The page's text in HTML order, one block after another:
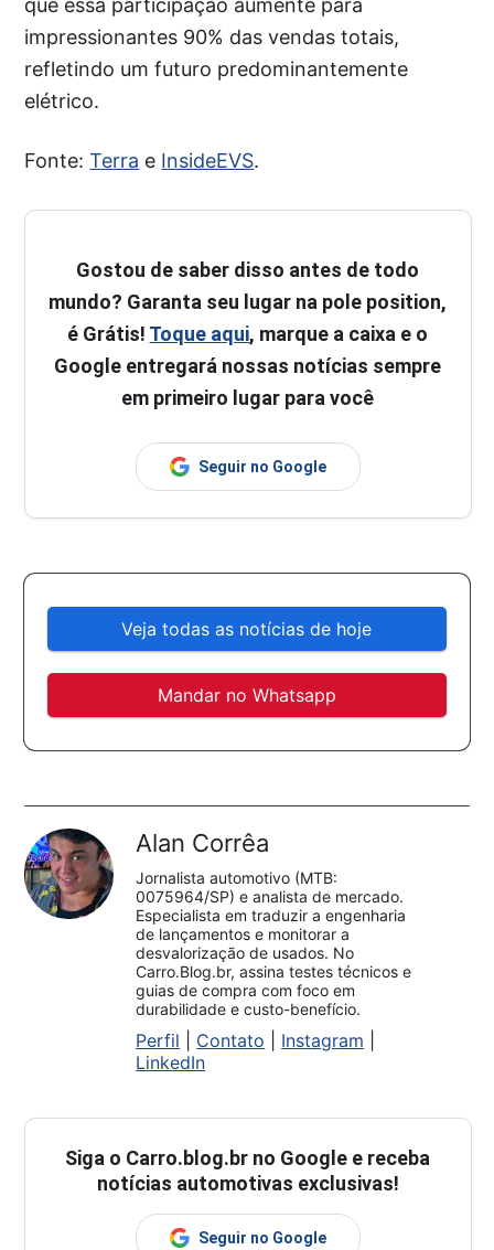
que essa participação aumente para
impressionantes 90% das vendas totais,
refletindo um futuro predominantemente
elétrico.
Fonte:Terra e InsideEVS.
Gostou de saber disso antes de todo
mundo? Garanta seu lugar na pole position,
é Grátis! Toque aqui, marque a caixa e o
Google entregará nossas notícias sempre
em primeiro lugar para você
Seguir no Google
Veja todas as notícias de hoje
Mandar no Whatsapp
Alan Corrêa
Jornalista automotivo (MTB:
0075964/SP) e analista de mercado.
Especialista em traduzir a engenharia
de lançamentos e monitorar a
desvalorização de usados. No
Carro.Blog.br, assina testes técnicos e
guias de compra com foco em
durabilidade e custo-benefício.
Perfil Contato Instagram
LinkedIn
Siga o Carro.blog.br no Google e receba
notícias automotivas exclusivas!
Seguir no Google